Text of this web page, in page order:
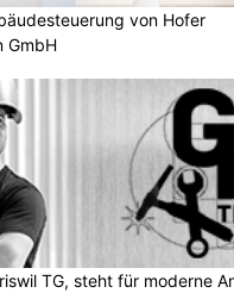
von Hofer
GmbH
TG, steht für moderne